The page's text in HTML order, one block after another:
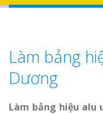
Làm bảng
Dương
Làm bảng hiệu alu